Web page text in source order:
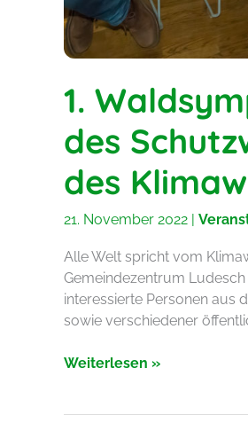
1.
des
des
21. November 2022 |
Alle Welt spricht vom
Gemeindezentrum
interessierte Personen aus
sowie verschiedener
1.
Weiterlesen »